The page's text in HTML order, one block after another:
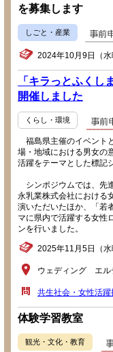
を募集します
しごと・産業
2024年10月9日（水
「キラっとふくし
開催しました
くらし・環境
福島県主催のイベント
場・地域における男女の
活躍をテーマとした標記
シンポジウムでは、先
永乳業株式会社における
演いただいたほか、「若
マに県内で活躍する女性
ンを行いました。
2025年11月5日（水
ウェディング エル
共生社会・女性活躍
体験学習教室
観光・文化・教育